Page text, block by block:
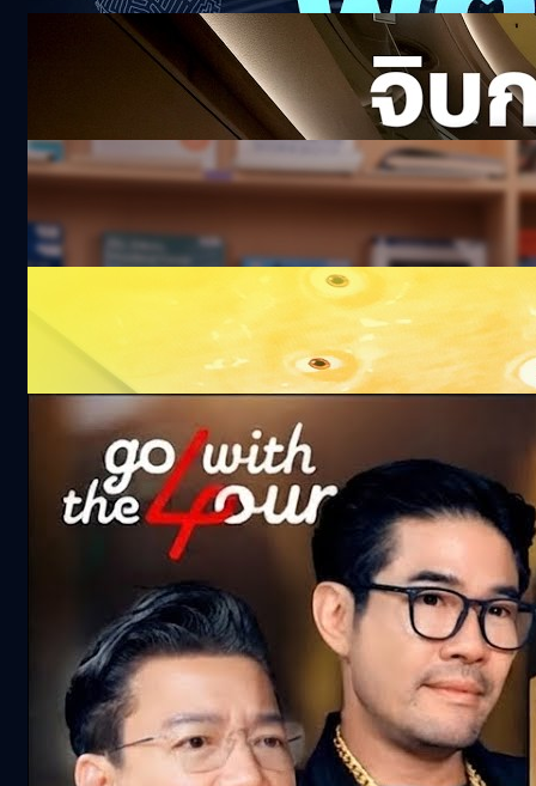
จิบกาแฟ ถอดวิธีคิด ‘ม.ล.ปีกทอง ทองใหญ่’
128.8k views 21 days ago
BTEC Level 3 วุฒิ ม.ปลาย อินเตอร์ฯ UK เรียน
จบใน 1 ปี
18.3k views 23 days ago
น่ารักไปไหม ! พาทัวร์ดินแดนมินเนี่ยนเปิดใหม่ที่
โลตัสบางนา พร้อม Immersive Screen สุดยิ่ง
101.4k views 23 days ago
จริงไหม ‘ทอง’ ยิ่งถือยิ่งแพง ? | Go with The
Four
359.7k views 1 month ago